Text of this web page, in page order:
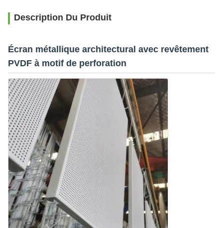
Description Du Produit
Écran métallique architectural avec revêtement
PVDF à motif de perforation